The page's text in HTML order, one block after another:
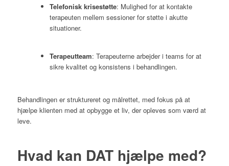
Telefonisk krisestøtte: Mulighed for at kontakte
terapeuten mellem sessioner for støtte i akutte
situationer.
Terapeutteam: Terapeuterne arbejder i teams for at
sikre kvalitet og konsistens i behandlingen.
Behandlingen er struktureret og målrettet, med fokus på at
hjælpe klienten med at opbygge et liv, der opleves som værd at
leve.
Hvad kan DAT hjælpe med?